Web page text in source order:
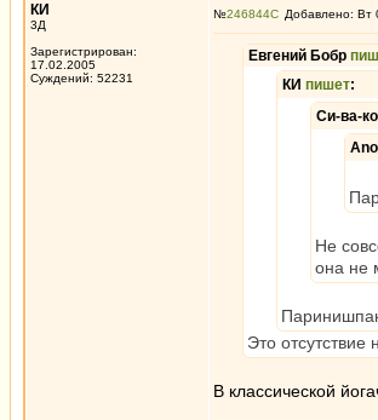
КИ
3Д
Зарегистрирован:
17.02.2005
Суждений: 52231
№246844 Добавлено: Вт
Евгений Бобр
КИ пишет:
Си-ва-
Не
она не
Это отсутствие
В классической